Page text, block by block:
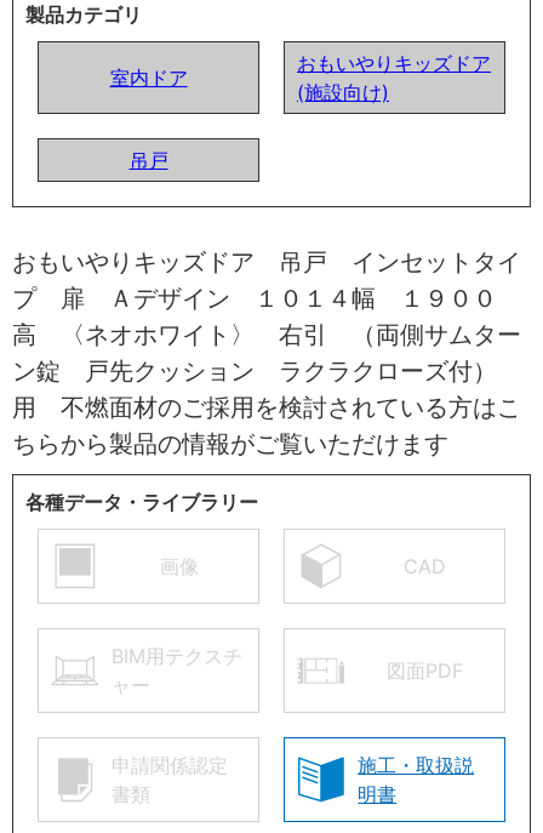
製品カテゴリ
室内ドア
おもいやりキッズドア
(施設向け)
吊戸
おもいやりキッズドア 吊戸 インセットタイ
プ 扉 Ａデザイン １０１４幅 １９００
高 〈ネオホワイト〉 右引 （両側サムター
ン錠 戸先クッション ラクラクローズ付）
用 不燃面材のご採用を検討されている方はこ
ちらから製品の情報がご覧いただけます
各種データ・ライブラリー
画像 CAD
BIM用テクスチ
ャー
図面PDF
申請関係認定
書類
施工・取扱説
明書